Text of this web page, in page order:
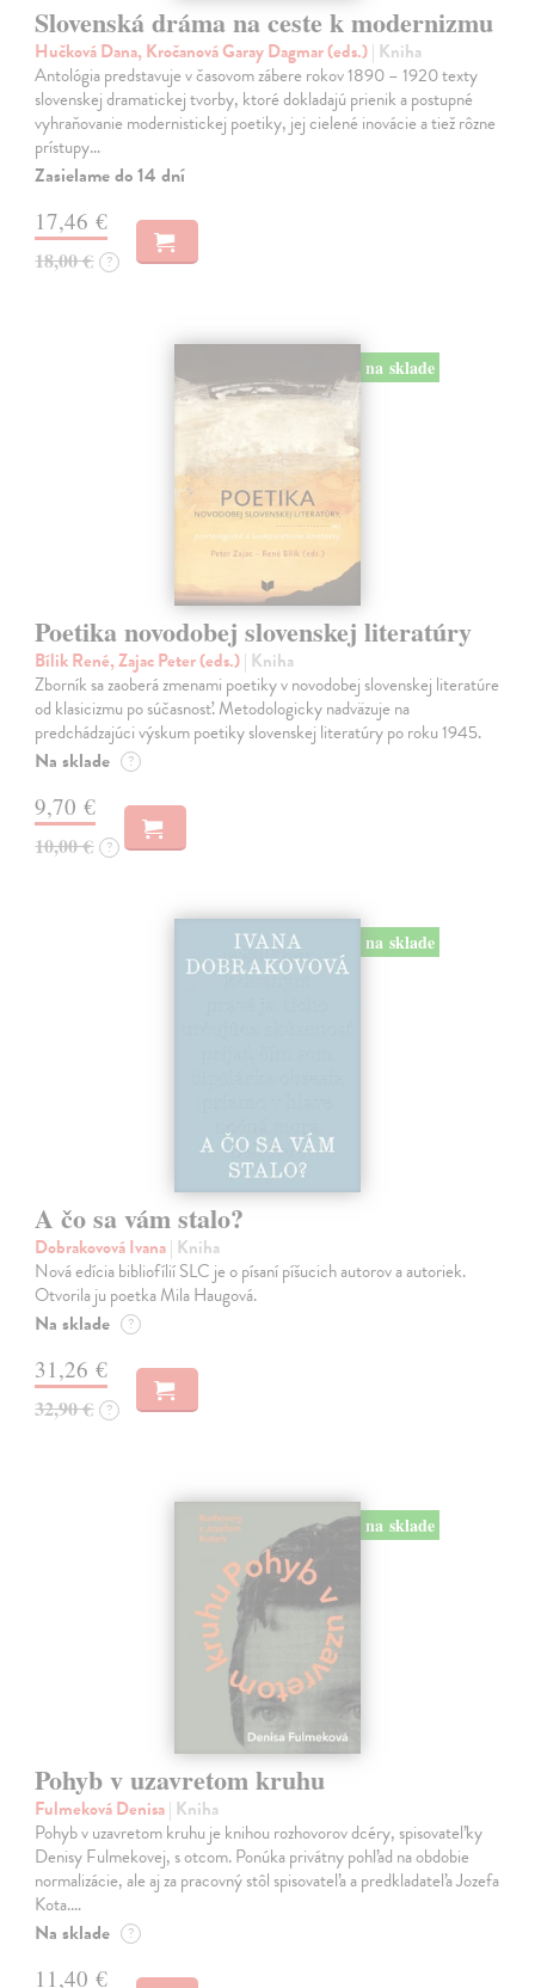
Slovenská dráma na ceste k modernizmu
Hučková Dana, Kročanová Garay Dagmar (eds.)| Kniha
Antológia predstavuje v časovom zábere rokov 1890 – 1920 texty
slovenskej dramatickej tvorby, ktoré dokladajú prienik a postupné
vyhraňovanie modernistickej poetiky, jej cielené inovácie a tiež rôzne
prístupy…
Zasielame do 14 dní
17,46 €
18,00 € ?
na sklade
Poetika novodobej slovenskej literatúry
Bílik René, Zajac Peter (eds.)| Kniha
Zborník sa zaoberá zmenami poetiky v novodobej slovenskej literatúre
od klasicizmu po súčasnosť. Metodologicky nadväzuje na
predchádzajúci výskum poetiky slovenskej literatúry po roku 1945.
Na sklade ?
9,70 €
10,00 € ?
na sklade
A čo sa vám stalo?
Dobrakovová Ivana| Kniha
Nová edícia bibliofílií SLC je o písaní píšucich autorov a autoriek.
Otvorila ju poetka Mila Haugová.
Na sklade ?
31,26 €
32,90 € ?
na sklade
Pohyb v uzavretom kruhu
Fulmeková Denisa| Kniha
Pohyb v uzavretom kruhu je knihou rozhovorov dcéry, spisovateľky
Denisy Fulmekovej, s otcom. Ponúka privátny pohľad na obdobie
normalizácie, ale aj za pracovný stôl spisovateľa a predkladateľa Jozefa
Kota.…
Na sklade ?
11,40 €